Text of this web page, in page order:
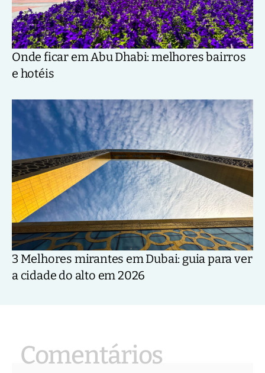
Onde ficar em Abu Dhabi: melhores bairros
e hotéis
3 Melhores mirantes em Dubai: guia para ver
a cidade do alto em 2026